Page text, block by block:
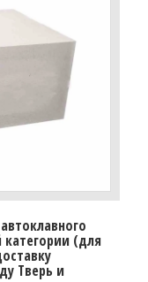
категории (для
Тверь и